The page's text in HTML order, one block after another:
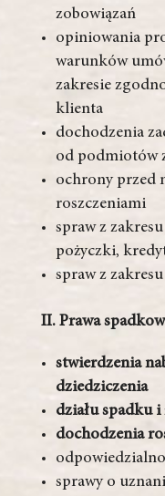
zobowiązań
opiniowania
warunków
zakresie
klienta
dochodzenia
od podmiotów
ochrony przed
roszczeniami
spraw z
pożyczki,
spraw z
II. Prawa
stwierdzenia
dziedziczenia
działu spadku i
dochodzenia
sprawy o